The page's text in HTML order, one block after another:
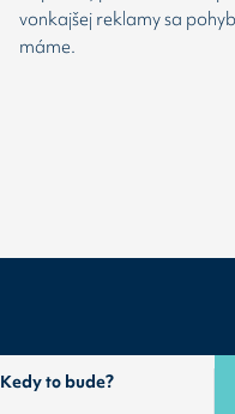
vonkajšej reklamy sa
máme.
Kedy to bude?